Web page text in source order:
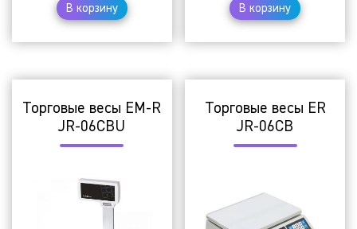
В корзину В корзину
Торговые весы EM-R
JR-06CBU
Торговые весы ER
JR-06CB